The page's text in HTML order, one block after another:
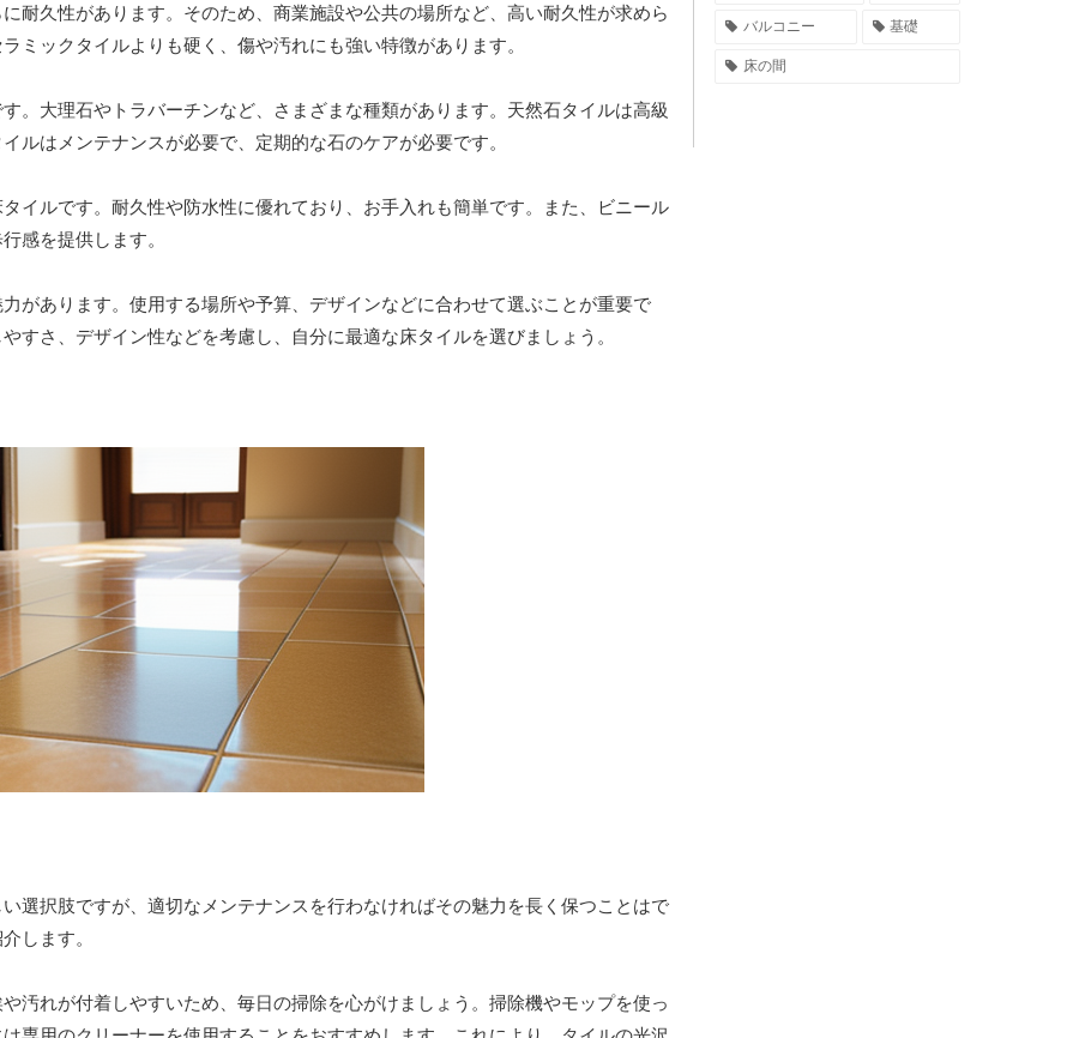
耐久性があります。そのため、商業施設や公共の場所など、高い耐久性が求めら
ミックタイルよりも硬く、傷や汚れにも強い特徴があります。
。大理石やトラバーチンなど、さまざまな種類があります。天然石タイルは高級
ルはメンテナンスが必要で、定期的な石のケアが必要です。
イルです。耐久性や防水性に優れており、お手入れも簡単です。また、ビニール
感を提供します。
があります。使用する場所や予算、デザインなどに合わせて選ぶことが重要で
すさ、デザイン性などを考慮し、自分に最適な床タイルを選びましょう。
選択肢ですが、適切なメンテナンスを行わなければその魅力を長く保つことはで
します。
汚れが付着しやすいため、毎日の掃除を心がけましょう。掃除機やモップを使っ
バルコニー 基礎
床の間